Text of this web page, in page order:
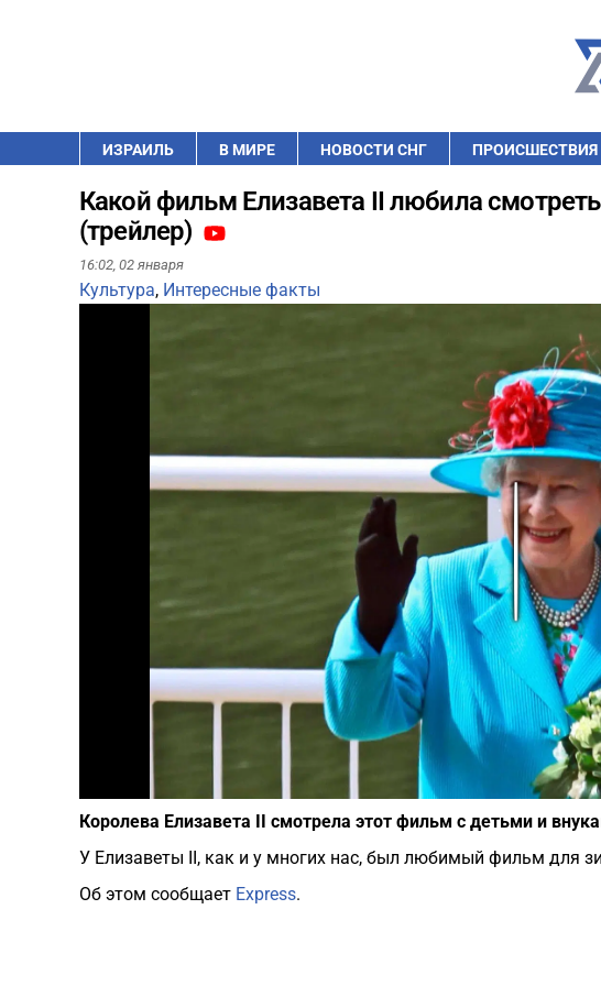
ИЗРАИЛЬ В МИРЕ НОВОСТИ СНГ ПРОИСШЕСТВИЯ
Какой фильм Елизавета II любила
(трейлер)
16:02, 02 января
Культура, Интересные факты
Play
Королева Елизавета II смотрела этот фильм с детьми и
У Елизаветы II, как и у многих нас, был любимый фильм для
Об этом сообщает Express.